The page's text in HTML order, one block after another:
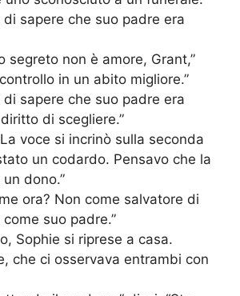
di sapere che suo padre era
segreto non è amore, Grant,”
in un abito migliore.”
di sapere che suo padre era
di scegliere.”
voce si incrinò sulla seconda
un codardo. Pensavo che la
dono.”
ora? Non come salvatore di
suo padre.”
Sophie si riprese a casa.
che ci osservava entrambi con